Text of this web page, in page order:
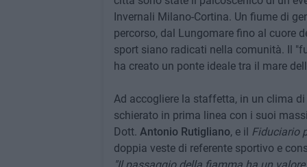
Invernali Milano-Cortina. Un fiume di
percorso, dal Lungomare fino al cuore
sport siano radicati nella comunità. Il
ha creato un ponte ideale tra il mare
Ad accogliere la staffetta, in un clima
schierato in prima linea con i suoi
Dott. Antonio Rutigliano, e il Fiduciario
doppia veste di referente sportivo e
"Il passaggio della fiamma ha un